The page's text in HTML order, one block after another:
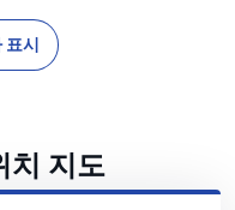
표시
치 지도